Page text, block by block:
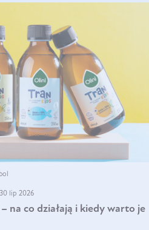
lip 2026
na co działają i kiedy warto je